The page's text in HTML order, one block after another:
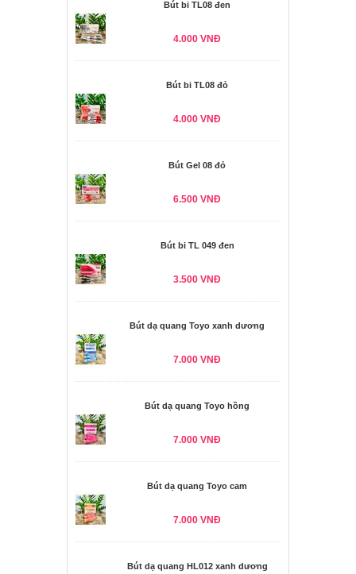
Bút bi TL08 đen
4.000 VNĐ
Bút bi TL08 đỏ
4.000 VNĐ
Bút Gel 08 đỏ
6.500 VNĐ
Bút bi TL 049 đen
3.500 VNĐ
Bút dạ quang Toyo xanh dương
7.000 VNĐ
Bút dạ quang Toyo hồng
7.000 VNĐ
Bút dạ quang Toyo cam
7.000 VNĐ
Bút dạ quang HL012 xanh dương